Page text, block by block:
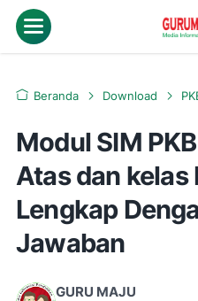
Beranda Download
Modul SIM
Atas dan kelas
Lengkap
Jawaban
GURU MAJU